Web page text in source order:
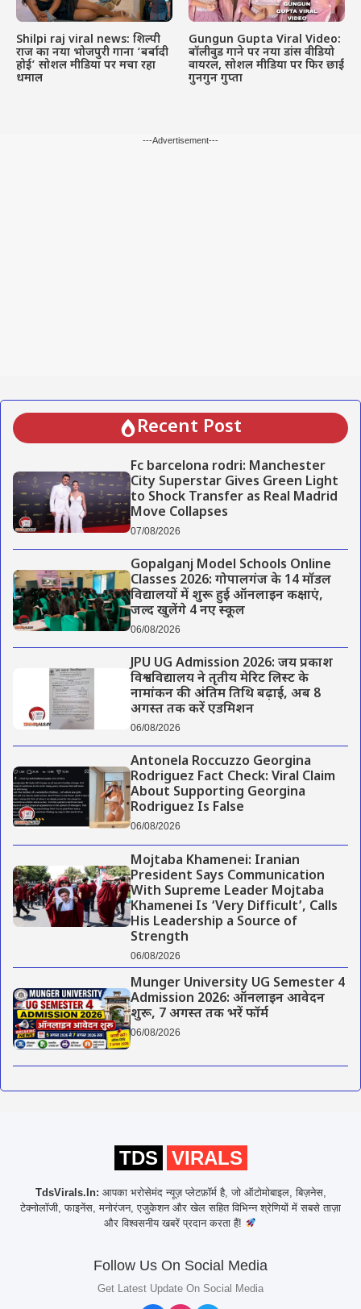
Shilpi raj viral news: शिल्पी
राज का नया भोजपुरी गाना ‘बर्बादी
होई’ सोशल मीडिया पर मचा रहा
धमाल
Gungun Gupta Viral Video:
बॉलीवुड गाने पर नया डांस वीडियो
वायरल, सोशल मीडिया पर फिर छाईं
गुनगुन गुप्ता
---Advertisement---
Recent Post
Fc barcelona rodri: Manchester
City Superstar Gives Green Light
to Shock Transfer as Real Madrid
Move Collapses
07/08/2026
Gopalganj Model Schools Online
Classes 2026: गोपालगंज के 14 मॉडल
विद्यालयों में शुरू हुई ऑनलाइन कक्षाएं,
जल्द खुलेंगे 4 नए स्कूल
06/08/2026
JPU UG Admission 2026: जय प्रकाश
विश्वविद्यालय ने तृतीय मेरिट लिस्ट के
नामांकन की अंतिम तिथि बढ़ाई, अब 8
अगस्त तक करें एडमिशन
06/08/2026
Antonela Roccuzzo Georgina
Rodriguez Fact Check: Viral Claim
About Supporting Georgina
Rodriguez Is False
06/08/2026
Mojtaba Khamenei: Iranian
President Says Communication
With Supreme Leader Mojtaba
Khamenei Is ‘Very Difficult’, Calls
His Leadership a Source of
Strength
06/08/2026
Munger University UG Semester 4
Admission 2026: ऑनलाइन आवेदन
शुरू, 7 अगस्त तक भरें फॉर्म
06/08/2026
TDS VIRALS
TdsVirals.In: आपका भरोसेमंद न्यूज़ प्लेटफ़ॉर्म है, जो ऑटोमोबाइल, बिज़नेस,
टेक्नोलॉजी, फाइनेंस, मनोरंजन, एजुकेशन और खेल सहित विभिन्न श्रेणियों में सबसे ताज़ा
और विश्वसनीय खबरें प्रदान करता हैं!
Follow Us On Social Media
Get Latest Update On Social Media